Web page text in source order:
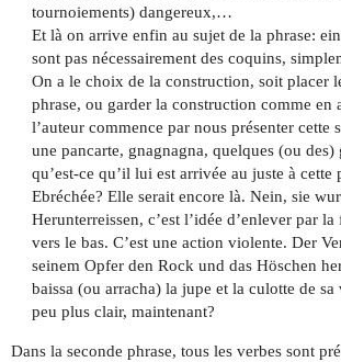
tournoiements) dangereux,…
Et là on arrive enfin au sujet de la phrase:
sont pas nécessairement des coquins,
On a le choix de la construction, soit placer
phrase, ou garder la construction comme en
l’auteur commence par nous présenter cette
une pancarte, gnagnagna, quelques (ou
qu’est-ce qu’il lui est arrivée au juste à cette
Ebréchée? Elle serait encore là. Nein, sie
Herunterreissen, c’est l’idée d’enlever par la
vers le bas. C’est une action violente. Der
seinem Opfer den Rock und das Höschen
baissa (ou arracha) la jupe et la culotte de sa
peu plus clair, maintenant?
Dans la seconde phrase, tous les verbes sont